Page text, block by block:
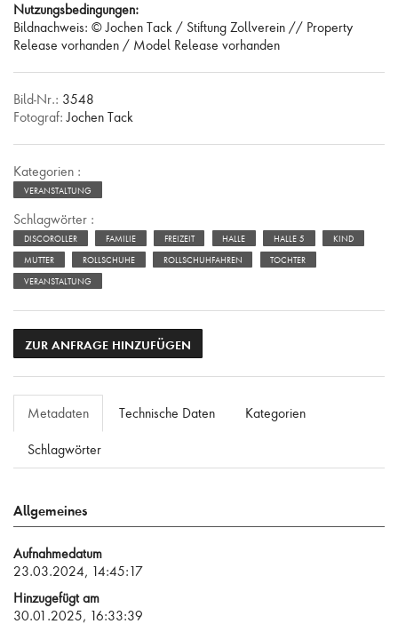
Nutzungsbedingungen:
Bildnachweis: © Jochen Tack / Stiftung Zollverein // Property
Release vorhanden / Model Release vorhanden
Bild-Nr.: 3548
Fotograf: Jochen Tack
Kategorien :
VERANSTALTUNG
Schlagwörter :
DISCOROLLER FAMILIE FREIZEIT HALLE HALLE 5 KIND
MUTTER ROLLSCHUHE ROLLSCHUHFAHREN TOCHTER
VERANSTALTUNG
ZUR ANFRAGE HINZUFÜGEN
Metadaten Technische Daten Kategorien
Schlagwörter
Allgemeines
Aufnahmedatum
23.03.2024, 14:45:17
Hinzugefügt am
30.01.2025, 16:33:39